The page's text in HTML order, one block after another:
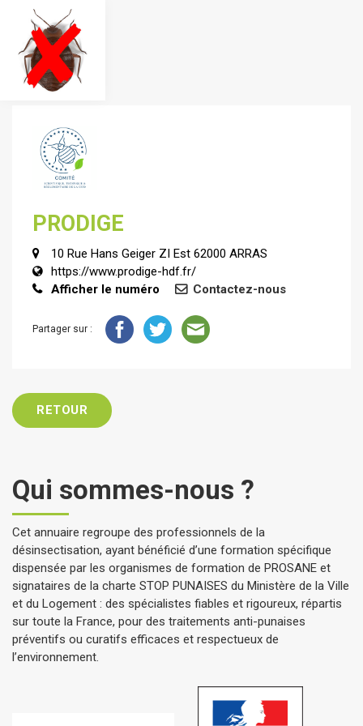
PRODIGE
10 Rue Hans Geiger ZI Est 62000 ARRAS
https://www.prodige-hdf.fr/
Afficher le numéro
Contactez-nous
Partager sur :
RETOUR
Qui sommes-nous ?
Cet annuaire regroupe des professionnels de la
désinsectisation, ayant bénéficié d’une formation spécifique
dispensée par les organismes de formation de PROSANE et
signataires de la charte STOP PUNAISES du Ministère de la Ville
et du Logement : des spécialistes fiables et rigoureux, répartis
sur toute la France, pour des traitements anti-punaises
préventifs ou curatifs efficaces et respectueux de
l’environnement.